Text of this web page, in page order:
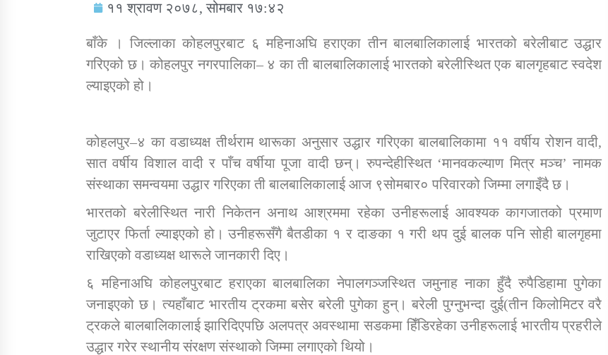
तातोपानी गाउँपालिकाको न्यायिक समिति सम्बन्धी
तातोपानी गाउँपालिका जुम्लाको बालविवाह सन्देश तातोपानी गाउँपालिका जुम्लाको सूचना
११ श्रावण २०७८, सोमबार १७:४२
बाँके । जिल्लाका कोहलपुरबाट ६ महिनाअघि हराएका तीन बालबालिकालाई भारतको बरेलीबाट उद्धार
गरिएको छ। कोहलपुर नगरपालिका– ४ का ती बालबालिकालाई भारतको बरेलीस्थित एक बालगृहबाट स्वदेश
ल्याइएको हो।
कोहलपुर–४ का वडाध्यक्ष तीर्थराम थारूका अनुसार उद्धार गरिएका बालबालिकामा ११ वर्षीय रोशन वादी,
सात वर्षीय विशाल वादी र पाँच वर्षीया पूजा वादी छन्। रुपन्देहीस्थित ‘मानवकल्याण मित्र मञ्च’ नामक
संस्थाका समन्वयमा उद्धार गरिएका ती बालबालिकालाई आज ९सोमबार० परिवारको जिम्मा लगाइँदै छ।
भारतको बरेलीस्थित नारी निकेतन अनाथ आश्रममा रहेका उनीहरूलाई आवश्यक कागजातको प्रमाण
जुटाएर फिर्ता ल्याइएको हो। उनीहरूसँगै बैतडीका १ र दाङका १ गरी थप दुई बालक पनि सोही बालगृहमा
राखिएको वडाध्यक्ष थारूले जानकारी दिए।
६ महिनाअघि कोहलपुरबाट हराएका बालबालिका नेपालगञ्जस्थित जमुनाह नाका हुँदै रुपैडिहामा पुगेका
जनाइएको छ। त्यहाँबाट भारतीय ट्रकमा बसेर बरेली पुगेका हुन्। बरेली पुग्नुभन्दा दुई(तीन किलोमिटर वरै
ट्रकले बालबालिकालाई झारिदिएपछि अलपत्र अवस्थामा सडकमा हिँडिरहेका उनीहरूलाई भारतीय प्रहरीले
उद्धार गरेर स्थानीय संरक्षण संस्थाको जिम्मा लगाएको थियो।